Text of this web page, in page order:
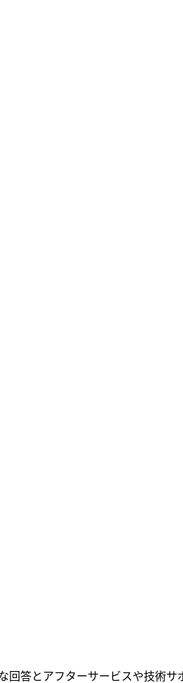
回答とアフターサービスや技術サ